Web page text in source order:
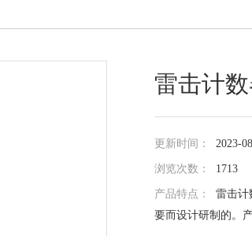
雷击计
更新时间： 2023-
浏览次数： 1713
产品特点： 雷击计
要而设计研制的。